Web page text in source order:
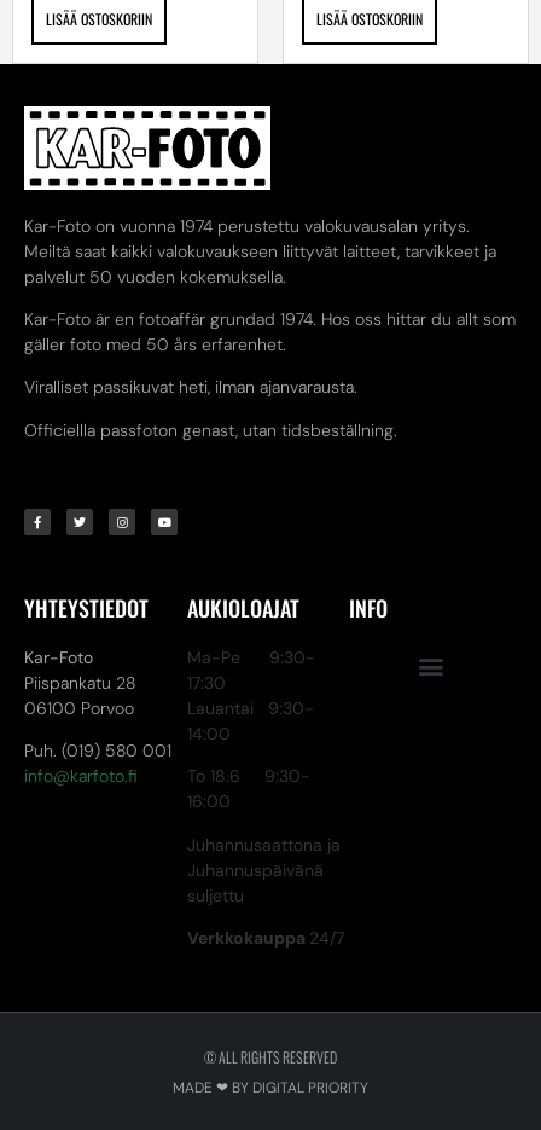
LISÄÄ OSTOSKORIIN LISÄÄ OSTOSKORIIN
Kar-Foto on vuonna 1974 perustettu valokuvausalan yritys.
Meiltä saat kaikki valokuvaukseen liittyvät laitteet, tarvikkeet ja
palvelut 50 vuoden kokemuksella.
Kar-Foto är en fotoaffär grundad 1974. Hos oss hittar du allt som
gäller foto med 50 års erfarenhet.
Viralliset passikuvat heti, ilman ajanvarausta.
Officiellla passfoton genast, utan tidsbeställning.
YHTEYSTIEDOT
Kar-Foto
Piispankatu 28
06100 Porvoo
Puh. (019) 580 001
info@karfoto.fi
AUKIOLOAJAT
Ma-Pe 9:30-
17:30
Lauantai 9:30-
14:00
To 18.6 9:30-
16:00
Juhannusaattona ja
Juhannuspäivänä
suljettu
Verkkokauppa 24/7
INFO
© ALL RIGHTS RESERVED
MADE ❤ BY DIGITAL PRIORITY